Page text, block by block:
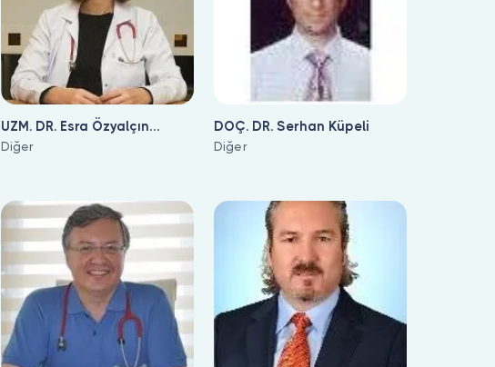
UZM. DR. Esra Özyalçın
Karasulu
Diğer
DOÇ. DR. Serhan Küpeli
Diğer